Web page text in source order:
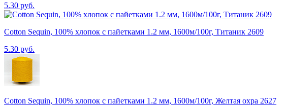
5.30 руб.
Cotton Sequin, 100% хлопок с пайетками 1.2 мм, 1600м/100г, Титаник 2609
5.30 руб.
Cotton Sequin, 100% хлопок с пайетками 1.2 мм, 1600м/100г, Желтая охра 2627